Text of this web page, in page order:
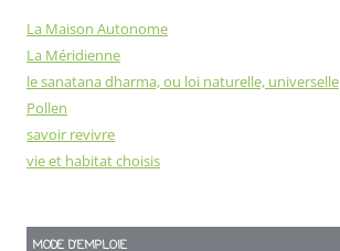
La Maison Autonome
La Méridienne
le sanatana dharma, ou loi naturelle, universelle
Pollen
savoir revivre
vie et habitat choisis
MODE D'EMPLOIE